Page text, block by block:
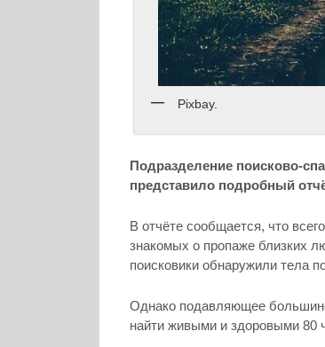
Pixbay.
Подразделение поисково-
представило подробный
В отчёте сообщается, что
знакомых о пропаже близких
поисковики обнаружили тела
Однако подавляющее
найти живыми и здоровыми 80